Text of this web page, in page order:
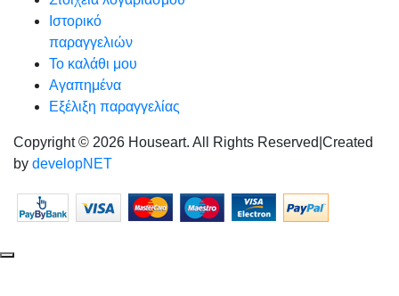
Ιστορικό
παραγγελιών
Το καλάθι μου
Αγαπημένα
Εξέλιξη παραγγελίας
Copyright © 2026 Houseart. All Rights Reserved Created
by developNET